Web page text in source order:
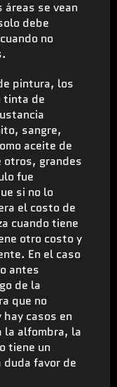
se vean
debe
no
pintura, los
tinta de
sangre,
aceite de
otros, grandes
fue
si no lo
el costo de
cuando tiene
otro costo y
En el caso
antes
de la
que no
casos en
la alfombra, la
tiene un
favor de